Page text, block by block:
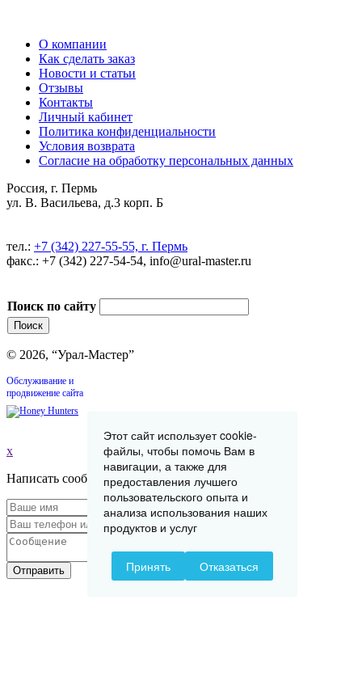
О компании
Как сделать заказ
Новости и статьи
Отзывы
Контакты
Личный кабинет
Политика конфиденциальности
Условия возврата
Согласие на обработку персональных данных
Россия, г. Пермь
ул. В. Васильева, д.3 корп. Б
тел.: +7 (342) 227-55-55, г. Пермь
факс.: +7 (342) 227-54-54, info@ural-master.ru
Поиск по сайту
© 2026, “Урал-Мастер”
Обслуживание и
продвижение сайта
x
Написать сообщение
Отправить
Этот сайт использует cookie-
файлы, чтобы помочь Вам в
навигации, а также для
предоставления лучшего
пользовательского опыта и
анализа использования наших
продуктов и услуг
Принять Отказаться